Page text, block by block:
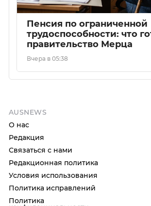
Пенсия по ограниченной
трудоспособности: что
правительство Мерца
Вчера в 05:38
AUSNEWS
О нас
Редакция
Связаться с нами
Редакционная политика
Условия использования
Политика исправлений
Политика